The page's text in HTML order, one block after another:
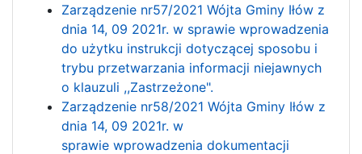
Zarządzenie nr57/2021 Wójta Gminy Iłów z
dnia 14, 09 2021r. w sprawie wprowadzenia
do użytku instrukcji dotyczącej sposobu i
trybu przetwarzania informacji niejawnych
o klauzuli ,,Zastrzeżone".
Zarządzenie nr58/2021 Wójta Gminy Iłów z
dnia 14, 09 2021r. w
sprawie wprowadzenia dokumentacji